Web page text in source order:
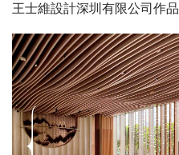
王士維設計深圳有限公司作品